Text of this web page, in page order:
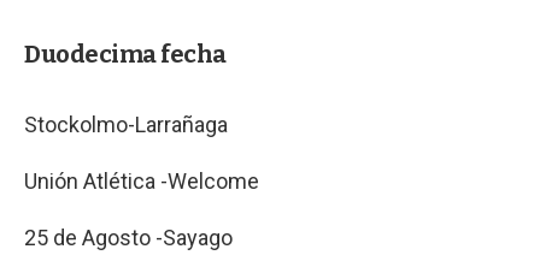
Duodecima fecha
Stockolmo-Larrañaga
Unión Atlética -Welcome
25 de Agosto -Sayago